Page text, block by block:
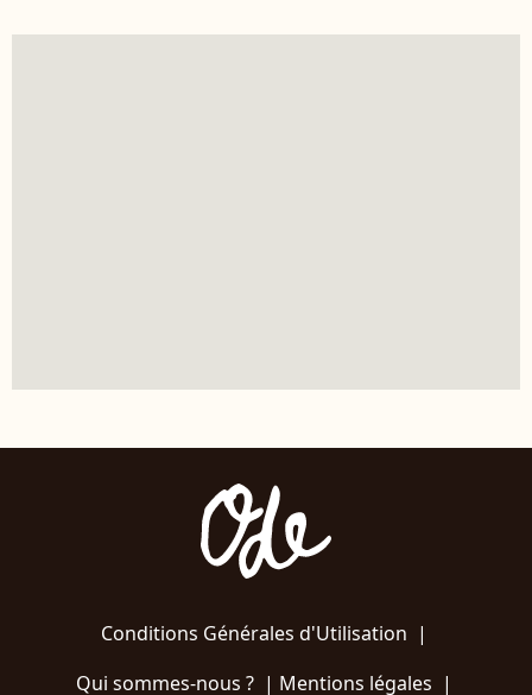
Conditions Générales d'Utilisation |
Qui sommes-nous ?| Mentions légales |